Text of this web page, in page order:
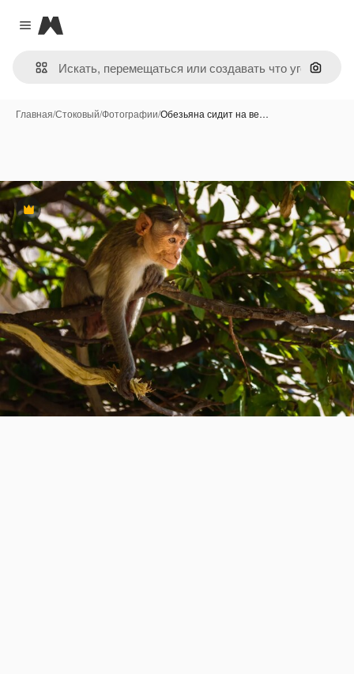
Close menu
Magnific
Поиск
Главная/Стоковый/Фотографии/Обезьяна сидит на ве…
Премиум